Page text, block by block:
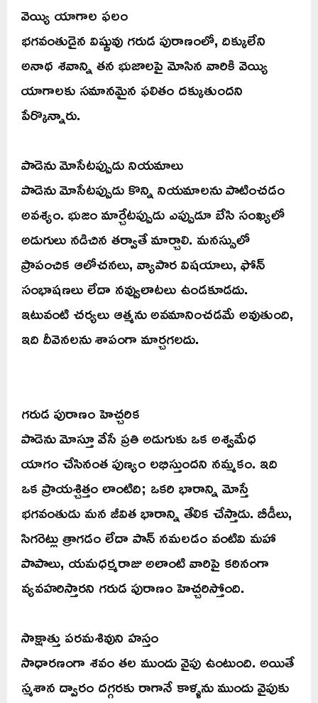
వెయ్యి యాగాల ఫలం
భగవంతుడైన విష్ణువు గరుడ పురాణంలో, దిక్కులేని
అనాథ శవాన్ని తన భుజాలపై మోసిన వారికి వెయ్యి
యాగాలకు సమానమైన ఫలితం దక్కుతుందని
పేర్కొన్నారు.
పాడెను మోసేటప్పుడు నియమాలు
పాడెను మోసేటప్పుడు కొన్ని నియమాలను పాటించడం
అవశ్యం. భుజం మార్చేటప్పుడు ఎప్పుడూ బేసి సంఖ్యలో
అడుగులు నడిచిన తర్వాతే మార్చాలి. మనస్సులో
ప్రాపంచిక ఆలోచనలు, వ్యాపార విషయాలు, ఫోన్
సంభాషణలు లేదా నవ్వులాటలు ఉండకూడదు.
ఇటువంటి చర్యలు ఆత్మను అవమానించడమే అవుతుంది,
ఇది దీవెనలను శాపంగా మార్చగలదు.
గరుడ పురాణం హెచ్చరిక
పాడెను మోస్తూ వేసే ప్రతి అడుగుకు ఒక అశ్వమేధ
యాగం చేసినంత పుణ్యం లభిస్తుందని నమ్మకం. ఇది
ఒక ప్రాయశ్చిత్తం లాంటిది; ఒకరి భారాన్ని మోస్తే
భగవంతుడు మన జీవిత భారాన్ని తేలిక చేస్తాడు. బీడీలు,
సిగరెట్లు త్రాగడం లేదా పాన్ నమలడం వంటివి మహా
పాపాలు, యమధర్మరాజు అలాంటి వారిపై కఠినంగా
వ్యవహరిస్తారని గరుడ పురాణం హెచ్చరిస్తోంది.
సాక్షాత్తు పరమశివుని హస్తం
సాధారణంగా శవం తల ముందు వైపు ఉంటుంది. అయితే
స్మశాన ద్వారం దగ్గరకు రాగానే కాళ్ళను ముందు వైపుకు